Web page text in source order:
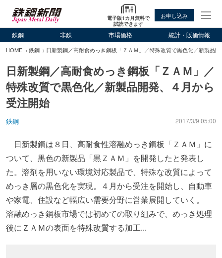
電子版1カ月無料で
試読できます
お申し込み
鉄鋼 非鉄 市場価格 統計・販価情報
HOME 鉄鋼 日新製鋼／高耐食めっき鋼板「ＺＡＭ」／特殊改質で黒色化／新製品
日新製鋼／高耐食めっき鋼板「ＺＡＭ」／
特殊改質で黒色化／新製品開発、４月から
受注開始
鉄鋼 2017/3/9 05:00
日新製鋼は８日、高耐食性溶融めっき鋼板「ＺＡＭ」に
ついて、黒色の新製品「黒ＺＡＭ」を開発したと発表し
た。溶剤を用いない環境対応製品で、特殊な改質によって
めっき層の黒色化を実現。４月から受注を開始し、自動車
や家電、住設など幅広い需要分野に営業展開していく。
溶融めっき鋼板市場では初めての取り組みで、めっき処理
後にＺＡＭの表面を特殊改質する加工...